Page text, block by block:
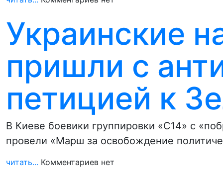
Украинские
пришли с
петицией к
В Киеве боевики группировки «С14» с
провели «Марш за освобождение
читать... Комментариев нет